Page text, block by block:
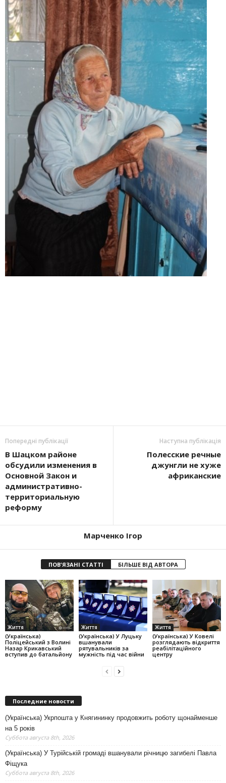
Попередні публікації
В Шацком районе
обсудили изменения в
Основной Закон и
административно-
территориальную
реформу
Наступна публікація
Полесские речные
джунгли не хуже
африканские
Марченко Ігор
ПОВ'ЯЗАНІ СТАТТІ БІЛЬШЕ ВІД АВТОРА
Життя
(Українська)
Поліцейський з Волині
Назар Крикавський
вступив до батальйону
Життя
(Українська) У Луцьку
вшанували
рятувальників за
мужність під час війни
Життя
(Українська) У Ковелі
розглядають відкриття
реабілітаційного
центру
Последние новости
(Українська) Укрпошта у Княгининку продовжить роботу щонайменше
на 5 років
Суббота августа 8th, 2026
(Українська) У Турійській громаді вшанували річницю загибелі Павла
Фіщука
Суббота августа 8th, 2026